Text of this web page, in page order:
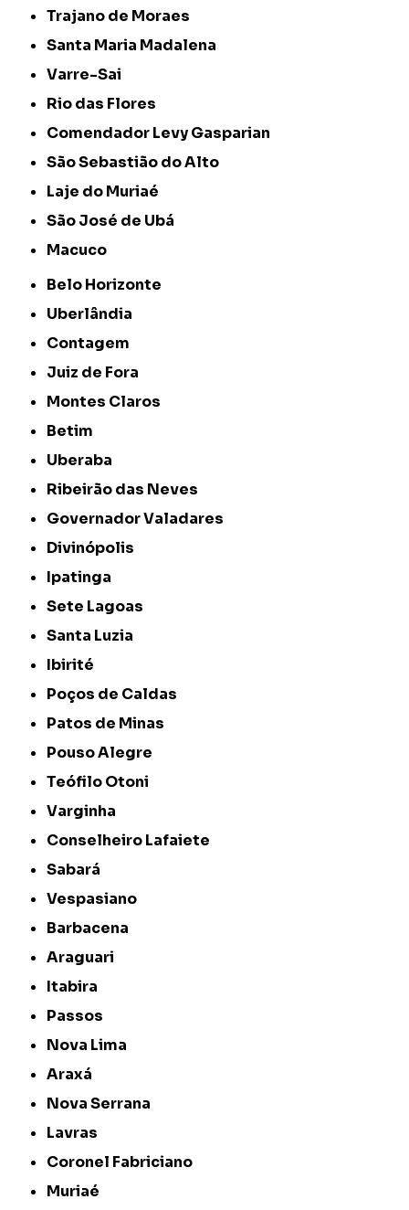
Trajano de Moraes
Santa Maria Madalena
Varre-Sai
Rio das Flores
Comendador Levy Gasparian
São Sebastião do Alto
Laje do Muriaé
São José de Ubá
Macuco
Belo Horizonte
Uberlândia
Contagem
Juiz de Fora
Montes Claros
Betim
Uberaba
Ribeirão das Neves
Governador Valadares
Divinópolis
Ipatinga
Sete Lagoas
Santa Luzia
Ibirité
Poços de Caldas
Patos de Minas
Pouso Alegre
Teófilo Otoni
Varginha
Conselheiro Lafaiete
Sabará
Vespasiano
Barbacena
Araguari
Itabira
Passos
Nova Lima
Araxá
Nova Serrana
Lavras
Coronel Fabriciano
Muriaé